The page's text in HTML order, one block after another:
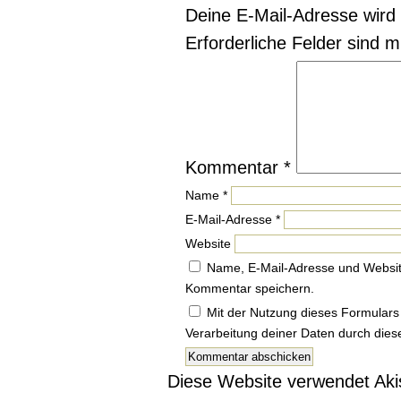
Deine E-Mail-Adresse
Erforderliche Felder sind
Kommentar *
Name *
E-Mail-Adresse *
Website
Name, E-Mail-Adresse und
Kommentar speichern.
Mit der Nutzung dieses
Verarbeitung deiner Daten durch
Diese Website verwendet